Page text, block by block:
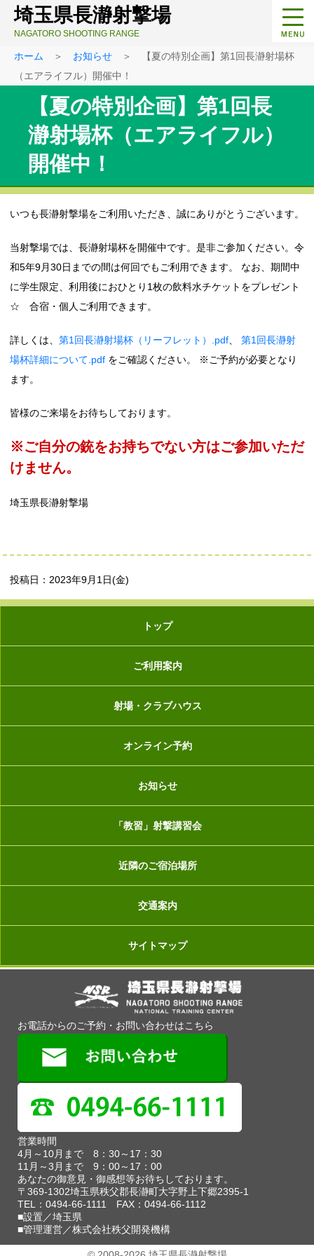
埼玉県長瀞射撃場
NAGATORO SHOOTING RANGE
ホーム ＞ お知らせ ＞ 【夏の特別企画】第1回長瀞射場杯
（エアライフル）開催中！
【夏の特別企画】第1回長
瀞射場杯（エアライフル）
開催中！
いつも長瀞射撃場をご利用いただき、誠にありがとうございます。
当射撃場では、長瀞射場杯を開催中です。是非ご参加ください。令
和5年9月30日までの間は何回でもご利用できます。 なお、期間中
に学生限定、利用後におひとり1枚の飲料水チケットをプレゼント
☆ 合宿・個人ご利用できます。
詳しくは、 第1回長瀞射場杯（リーフレット）.pdf
第1回長瀞射
場杯詳細について.pdf をご確認ください。 ※ご予約が必要となり
ます。
皆様のご来場をお待ちしております。
※ご自分の銃をお持ちでない方はご参加いただ
けません。
埼玉県長瀞射撃場
投稿日：2023年9月1日(金)
トップ
ご利用案内
射場・クラブハウス
オンライン予約
お知らせ
「教習」射撃講習会
近隣のご宿泊場所
交通案内
サイトマップ
お電話からのご予約・お問い合わせはこちら
営業時間
4月～10月まで 8：30～17：30
11月～3月まで 9：00～17：00
あなたの御意見・御感想等お待ちしております。
〒369-1302埼玉県秩父郡長瀞町大字野上下郷2395-1
TEL：0494-66-1111 FAX：0494-66-1112
■設置／埼玉県
■管理運営／株式会社秩父開発機構